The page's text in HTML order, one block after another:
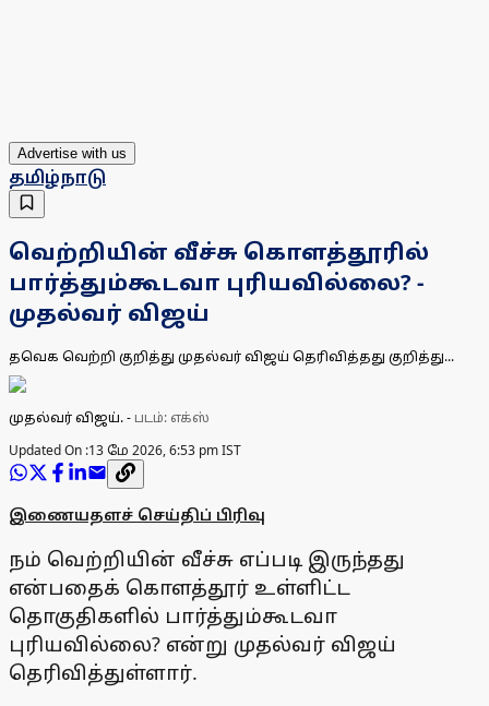
Advertise with us
தமிழ்நாடு
வெற்றியின் வீச்சு கொளத்தூரில்
பார்த்தும்கூடவா புரியவில்லை? -
முதல்வர் விஜய்
தவெக வெற்றி குறித்து முதல்வர் விஜய் தெரிவித்தது குறித்து...
முதல்வர் விஜய்.- படம்: எக்ஸ்
Updated On :13 மே 2026, 6:53 pm IST
இணையதளச் செய்திப் பிரிவு
நம் வெற்றியின் வீச்சு எப்படி இருந்தது
என்பதைக் கொளத்தூர் உள்ளிட்ட
தொகுதிகளில் பார்த்தும்கூடவா
புரியவில்லை? என்று முதல்வர் விஜய்
தெரிவித்துள்ளார்.